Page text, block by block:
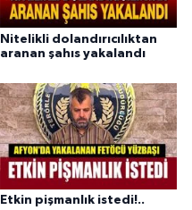
Nitelikli dolandırıcılıktan
aranan şahıs yakalandı
Etkin pişmanlık istedi!..